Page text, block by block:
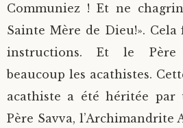
Communiez ! Et ne
Sainte Mère de Dieu!».
instructions. Et le Père
beaucoup les acathistes.
acathiste a été héritée
Père Savva, l’Archimandrite